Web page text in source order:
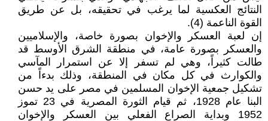
النتائج العكسية لما يرغب في تحقيقه، بل عن طريق
القوة الناعمة (4).
إن لعبة العسكر والإخوان بصورة خاصة، والإسلاميين
والعسكر بصورة عامة، في منطقة الشرق الأوسط قد
طالت كثيراً، وهي لم تسفر إلا عن استمرار المآسي
والكوارث في كل مكان في المنطقة، وذلك بدءاً من
تشكيل جمعية الإخوان المسلمين في مصر على يد حسن
البنا عام 1928، ثم قيام الثورة المصرية في 23 تموز
1952 وبداية الصراع الفعلي بين العسكر والإخوان